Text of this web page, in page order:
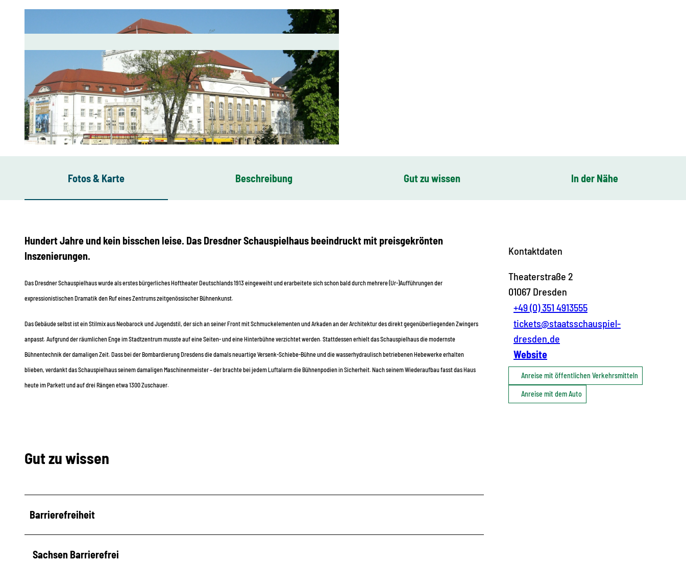
Fotos & Karte Beschreibung Gut zu wissen In der Nähe
Hundert Jahre und kein bisschen leise. Das Dresdner Schauspielhaus beeindruckt mit preisgekrönten
Inszenierungen.
Das Dresdner Schauspielhaus wurde als erstes bürgerliches Hoftheater Deutschlands 1913 eingeweiht und erarbeitete sich schon bald durch mehrere (Ur-)Aufführungen der
expressionistischen Dramatik den Ruf eines Zentrums zeitgenössischer Bühnenkunst.
Das Gebäude selbst ist ein Stilmix aus Neobarock und Jugendstil, der sich an seiner Front mit Schmuckelementen und Arkaden an der Architektur des direkt gegenüberliegenden Zwingers
anpasst. Aufgrund der räumlichen Enge im Stadtzentrum musste auf eine Seiten- und eine Hinterbühne verzichtet werden. Stattdessen erhielt das Schauspielhaus die modernste
Bühnentechnik der damaligen Zeit. Dass bei der Bombardierung Dresdens die damals neuartige Versenk-Schiebe-Bühne und die wasserhydraulisch betriebenen Hebewerke erhalten
blieben, verdankt das Schauspielhaus seinem damaligen Maschinenmeister – der brachte bei jedem Luftalarm die Bühnenpodien in Sicherheit. Nach seinem Wiederaufbau fasst das Haus
heute im Parkett und auf drei Rängen etwa 1300 Zuschauer.
Gut zu wissen
Barrierefreiheit
Sachsen Barrierefrei
Kontaktdaten
Theaterstraße 2
01067 Dresden
+49 (0) 351 4913555
tickets@staatsschauspiel-
dresden.de
Website
Anreise mit öffentlichen Verkehrsmitteln
Anreise mit dem Auto